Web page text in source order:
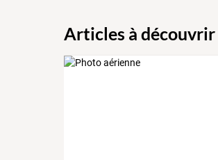
Articles à découvrir